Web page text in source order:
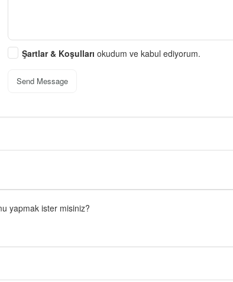
Şartlar & Koşulları okudum ve kabul ediyorum.
Send Message
yapmak ister misiniz?